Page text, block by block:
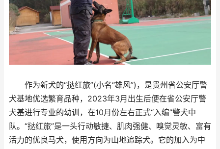
作为新犬的“挞红旅”(小名“雄风”)，是贵州省公安厅警
犬基地优选繁育品种，2023年3月出生后便在省公安厅警
犬基进行专业的幼训，在10月份左右正式“入编”警犬中
队。“挞红旅”是一头行动敏捷、肌肉强健、嗅觉灵敏、富有
活力的优良马犬，使用方向为山地追踪犬。它的加入为中